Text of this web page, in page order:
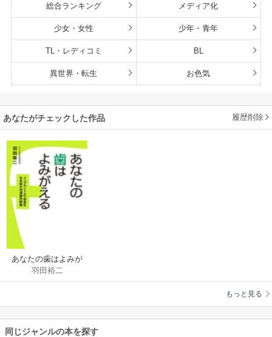
総合ランキング メディア化
少女・女性 少年・青年
TL・レディコミ BL
異世界・転生 お色気
あなたがチェックした作品 履歴削除
あなたの歯はよみが
える
羽田裕二
もっと見る
同じジャンルの本を探す